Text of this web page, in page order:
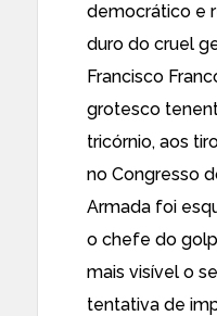
democrático e
duro do cruel
Francisco
grotesco
tricórnio, aos
no Congresso
Armada foi
o chefe do
mais visível o
tentativa de